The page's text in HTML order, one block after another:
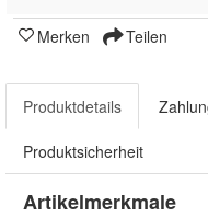
Merken Teilen
Produktdetails
Produktsicherheit
Artikelmerkmale